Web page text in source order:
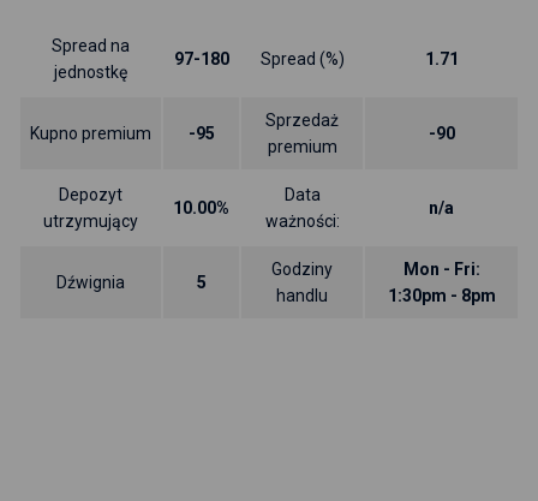
Spread na
jednostkę
97-180 Spread (%) 1.71
Kupno premium -95
Sprzedaż
premium
-90
Depozyt
utrzymujący
10.00%
Data
ważności:
n/a
Dźwignia 5
Godziny
handlu
Mon - Fri:
1:30pm - 8pm